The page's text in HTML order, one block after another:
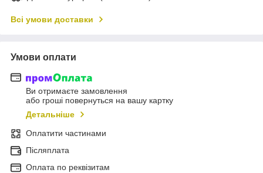
Всі умови доставки
Умови оплати
Ви отримаєте замовлення
або гроші повернуться на вашу картку
Детальніше
Оплатити частинами
Післяплата
Оплата по реквізитам